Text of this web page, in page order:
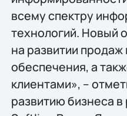
всему спектру
технологий. Новый
на развитии
обеспечения, а
клиентами», –
развитию бизнеса